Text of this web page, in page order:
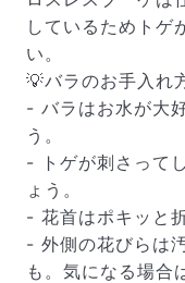
しているためトゲ
い。
💡バラのお手入れ
- バラはお水が大
う。
- トゲが刺さって
ょう。
- 花首はポキッと
- 外側の花びらは
も。気になる場合